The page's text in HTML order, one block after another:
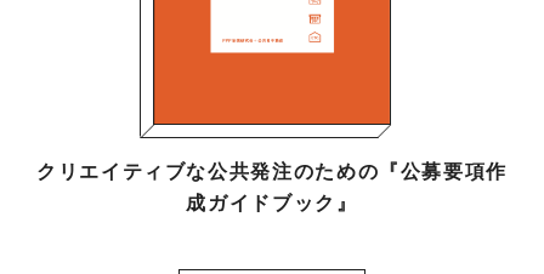
クリエイティブな公共発注のための『公募要項作
成ガイドブック』